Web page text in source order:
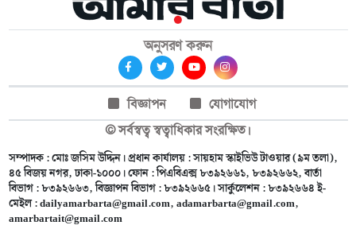
অনুসরণ করুন
বিজ্ঞাপন
যোগাযোগ
© সর্বস্বত্ব স্বত্বাধিকার সংরক্ষিত।
সম্পাদক : মোঃ জসিম উদ্দিন। প্রধান কার্যালয় : সায়হাম স্কাইভিউ টাওয়ার (৯ম তলা),
৪৫ বিজয় নগর, ঢাকা-১০০০। ফোন : পিএবিএক্স ৮৩৯২৬৬১, ৮৩৯২৬৬২, বার্তা
বিভাগ : ৮৩৯২৬৬৩, বিজ্ঞাপন বিভাগ : ৮৩৯২৬৬৫। সার্কুলেশন : ৮৩৯২৬৬৪ ই-
মেইল :dailyamarbarta@gmail.com,adamarbarta@gmail.com,
amarbartait@gmail.com